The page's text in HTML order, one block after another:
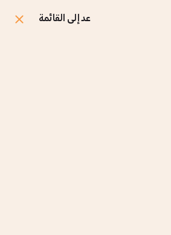
عد إلى القائمة